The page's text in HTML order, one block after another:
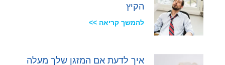
הקיץ
להמשך קריאה >>
איך לדעת אם המזגן שלך מעלה